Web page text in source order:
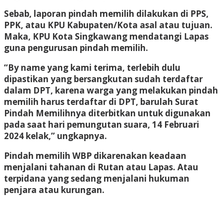
Sebab, laporan pindah memilih dilakukan di PPS,
PPK, atau KPU Kabupaten/Kota asal atau tujuan.
Maka, KPU Kota Singkawang mendatangi Lapas
guna pengurusan pindah memilih.
“By name yang kami terima, terlebih dulu
dipastikan yang bersangkutan sudah terdaftar
dalam DPT, karena warga yang melakukan pindah
memilih harus terdaftar di DPT, barulah Surat
Pindah Memilihnya diterbitkan untuk digunakan
pada saat hari pemungutan suara, 14 Februari
2024 kelak,” ungkapnya.
Pindah memilih WBP dikarenakan keadaan
menjalani tahanan di Rutan atau Lapas. Atau
terpidana yang sedang menjalani hukuman
penjara atau kurungan.